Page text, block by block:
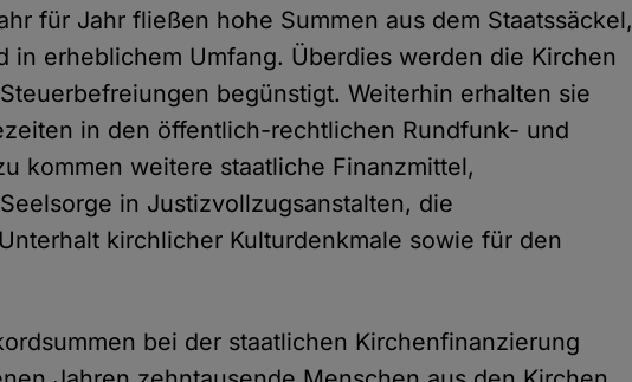
für Jahr fließen hohe Summen aus dem Staatssäckel,
in erheblichem Umfang. Überdies werden die Kirchen
begünstigt. Weiterhin erhalten sie
in den öffentlich-rechtlichen Rundfunk- und
kommen weitere staatliche Finanzmittel,
in Justizvollzugsanstalten, die
kirchlicher Kulturdenkmale sowie für den
bei der staatlichen Kirchenfinanzierung